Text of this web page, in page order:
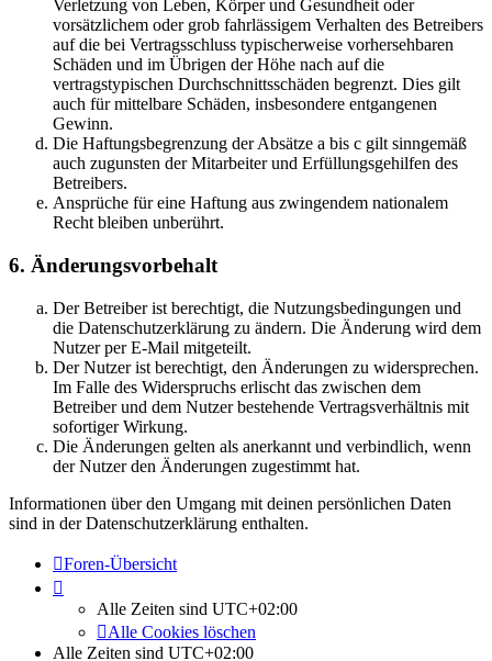
Verletzung von Leben, Körper und Gesundheit oder
vorsätzlichem oder grob fahrlässigem Verhalten des Betreibers
auf die bei Vertragsschluss typischerweise vorhersehbaren
Schäden und im Übrigen der Höhe nach auf die
vertragstypischen Durchschnittsschäden begrenzt. Dies gilt
auch für mittelbare Schäden, insbesondere entgangenen
Gewinn.
Die Haftungsbegrenzung der Absätze a bis c gilt sinngemäß
auch zugunsten der Mitarbeiter und Erfüllungsgehilfen des
Betreibers.
Ansprüche für eine Haftung aus zwingendem nationalem
Recht bleiben unberührt.
6. Änderungsvorbehalt
Der Betreiber ist berechtigt, die Nutzungsbedingungen und
die Datenschutzerklärung zu ändern. Die Änderung wird dem
Nutzer per E-Mail mitgeteilt.
Der Nutzer ist berechtigt, den Änderungen zu widersprechen.
Im Falle des Widerspruchs erlischt das zwischen dem
Betreiber und dem Nutzer bestehende Vertragsverhältnis mit
sofortiger Wirkung.
Die Änderungen gelten als anerkannt und verbindlich, wenn
der Nutzer den Änderungen zugestimmt hat.
Informationen über den Umgang mit deinen persönlichen Daten
sind in der Datenschutzerklärung enthalten.
Foren-Übersicht
Alle Zeiten sind UTC+02:00
Alle Cookies löschen
Alle Zeiten sind UTC+02:00